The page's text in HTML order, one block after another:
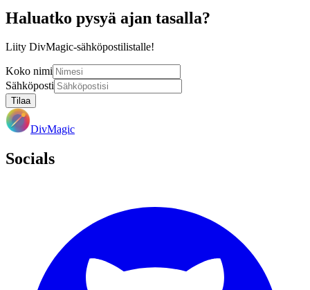
Haluatko pysyä ajan tasalla?
Liity DivMagic-sähköpostilistalle!
Koko nimi
Sähköposti
Tilaa
DivMagic
Socials